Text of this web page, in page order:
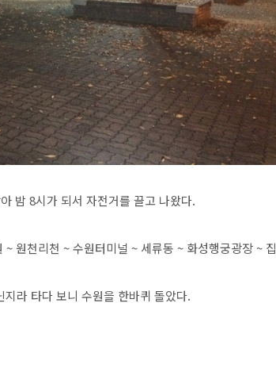
밤 8시가 되서 자전거를 끌고 나왔다.
원천리천 ~ 수원터미널 ~ 세류동 ~ 화성행궁광장 ~ 집
라 타다 보니 수원을 한바퀴 돌았다.